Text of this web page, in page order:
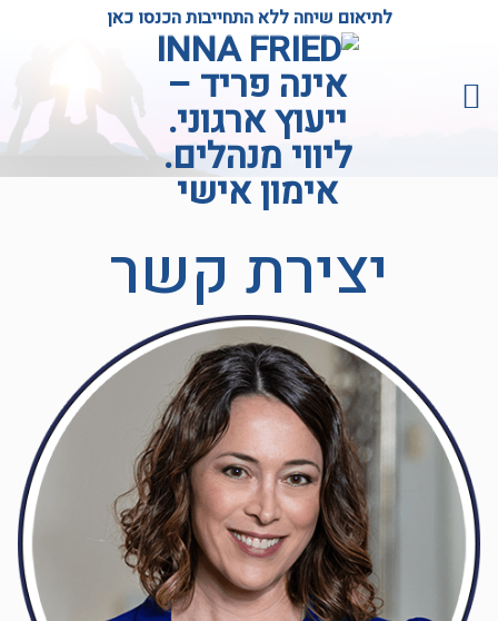
לתיאום שיחה ללא התחייבות הכנסו כאן
יצירת קשר